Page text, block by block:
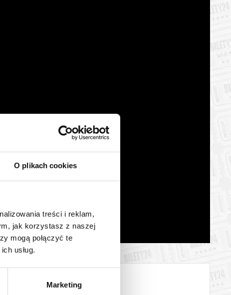
O plikach cookies
treści i reklam,
jak korzystasz z naszej
mogą połączyć te
usług.
Marketing